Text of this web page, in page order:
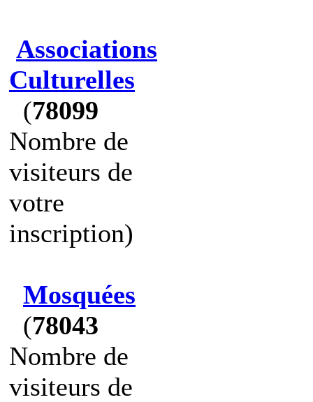
Associations
Culturelles
(78099
Nombre de
visiteurs de
votre
inscription)
Mosquées
(78043
Nombre de
visiteurs de